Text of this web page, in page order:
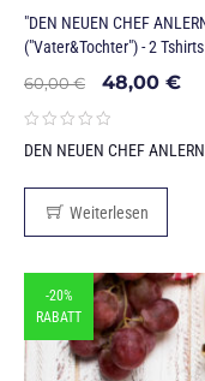
"DEN NEUEN CHEF
("Vater&Tochter") - 2 Tshirts
60,00€ 48,00 €
DEN NEUEN CHEF
Weiterlesen
-20%
RABATT